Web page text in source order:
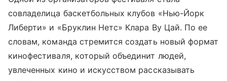
совладелица баскетбольных клубов «Нью-Йорк
Либерти» и «Бруклин Нетс» Клара Ву Цай. По ее
словам, команда стремится создать новый формат
кинофестиваля, который объединит людей,
увлеченных кино и искусством рассказывать